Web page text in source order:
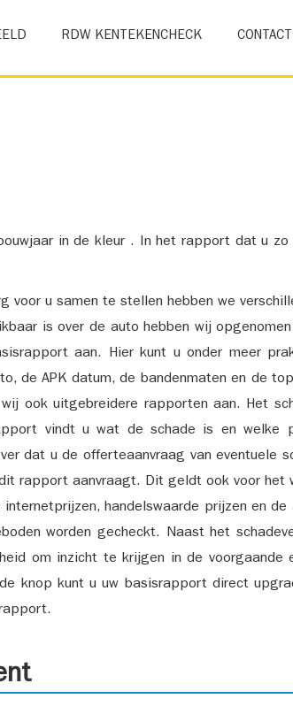
RDW KENTEKENCHECK CONTACT
in de kleur . In het rapport dat u
voor u samen te stellen hebben we
is over de auto hebben wij
aan. Hier kunt u onder meer
de APK datum, de bandenmaten en de
ook uitgebreidere rapporten aan. Het
vindt u wat de schade is en welke
dat u de offerteaanvraag van eventuele
rapport aanvraagt. Dit geldt ook voor
handelswaarde prijzen en
worden gecheckt. Naast het
om inzicht te krijgen in de voorgaande
knop kunt u uw basisrapport direct